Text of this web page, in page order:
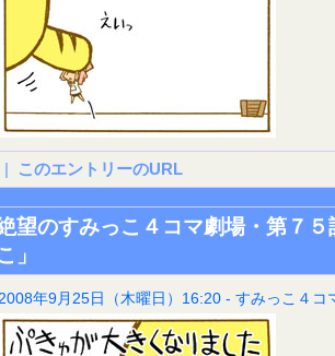
| このエントリーのURL
望のすみっこ４コマ劇場・第７
」
年9月25日（木曜日）16:20 - すみっこ４コ